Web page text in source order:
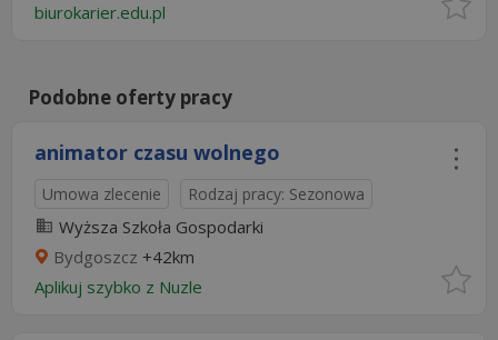
biurokarier.edu.pl
Podobne oferty pracy
animator czasu wolnego
Umowa zlecenie Rodzaj pracy: Sezonowa
Wyższa Szkoła Gospodarki
Bydgoszcz +42km
Aplikuj szybko z Nuzle